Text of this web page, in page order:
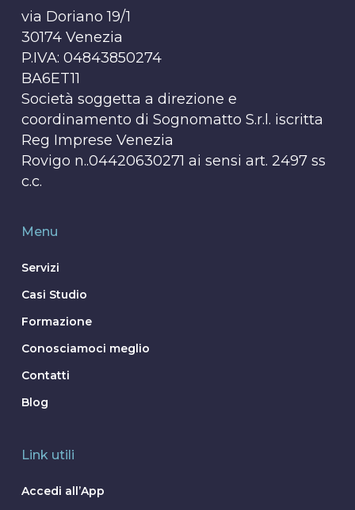
via Doriano 19/1
30174 Venezia
P.IVA: 04843850274
BA6ET11
Società soggetta a direzione e
coordinamento di Sognomatto S.r.l. iscritta
Reg Imprese Venezia
Rovigo n..04420630271 ai sensi art. 2497 ss
c.c.
Menu
Servizi
Casi Studio
Formazione
Conosciamoci meglio
Contatti
Blog
Link utili
Accedi all’App